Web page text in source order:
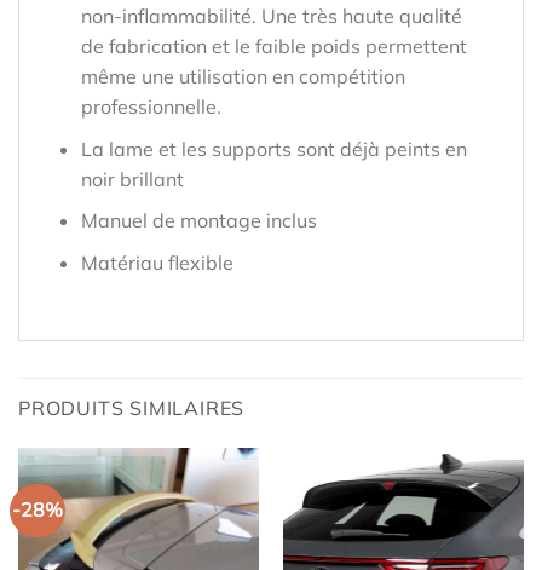
non-inflammabilité. Une très haute qualité
de fabrication et le faible poids permettent
même une utilisation en compétition
professionnelle.
La lame et les supports sont déjà peints en
noir brillant
Manuel de montage inclus
Matériau flexible
PRODUITS SIMILAIRES
-28%